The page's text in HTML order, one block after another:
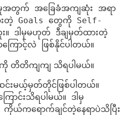
အတွက် အခြေခံအကျဆုံး အရာ
းတဲ့ Goals တွေကို Self-
ဒါမှမဟုတ် ဒီချမှတ်ထားတဲ့
ောင့်လဲ ဖြစ်နိုင်ပါတယ်။
တိတိကျကျ သိရပါမယ်။
းမယ့်မှတ်တိုင်ဖြစ်ပါတယ်။
ာင်းသိရပါမယ်။ ဒါမှ
ယ်ကရောက်ချင်တဲ့နေရာပဲသိပြီး